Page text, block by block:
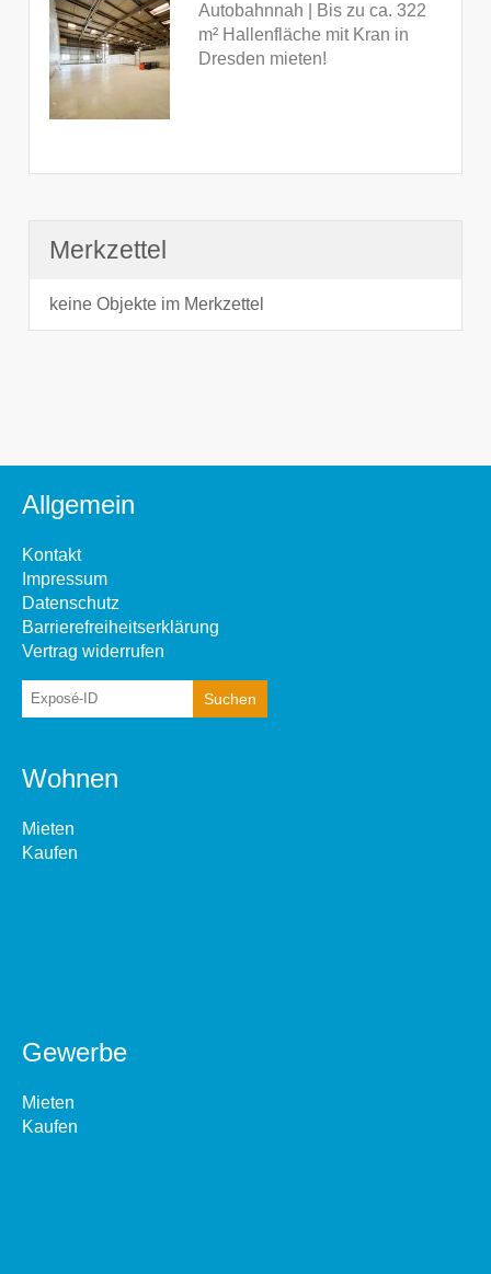
Autobahnnah | Bis zu ca. 322
m² Hallenfläche mit Kran in
Dresden mieten!
Merkzettel
keine Objekte im Merkzettel
Allgemein
Kontakt
Impressum
Datenschutz
Barrierefreiheitserklärung
Vertrag widerrufen
Wohnen
Mieten
Kaufen
Gewerbe
Mieten
Kaufen